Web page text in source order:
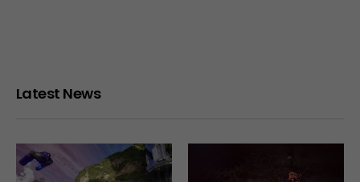
Latest News